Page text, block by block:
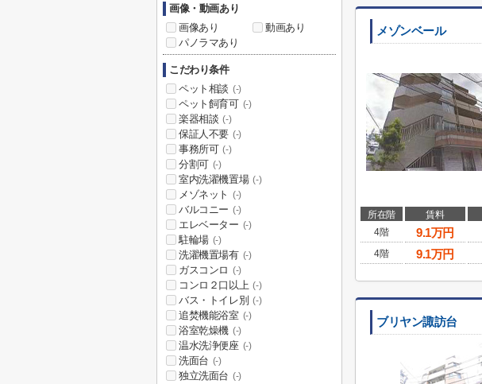
メゾンベール
所在階 賃料
4階
9.1万円
4階
9.1万円
ブリヤン諏訪台
画像・動画あり
画像あり
動画あり
パノラマあり
こだわり条件
ペット相談 (-)
ペット飼育可 (-)
楽器相談 (-)
保証人不要 (-)
事務所可 (-)
分割可 (-)
室内洗濯機置場 (-)
メゾネット (-)
バルコニー (-)
エレベーター (-)
駐輪場 (-)
洗濯機置場有 (-)
ガスコンロ (-)
コンロ２口以上 (-)
バス・トイレ別 (-)
追焚機能浴室 (-)
浴室乾燥機 (-)
温水洗浄便座 (-)
洗面台 (-)
独立洗面台 (-)